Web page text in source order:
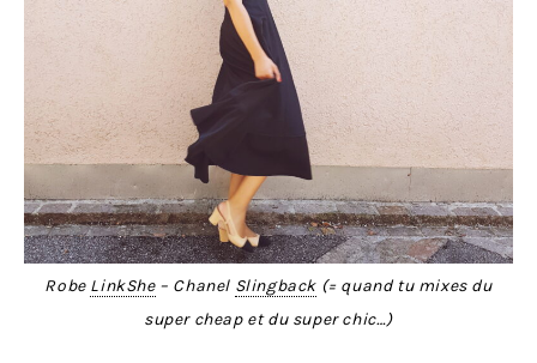
Robe LinkShe– Chanel Slingback (= quand tu mixes du
super cheap et du super chic…)